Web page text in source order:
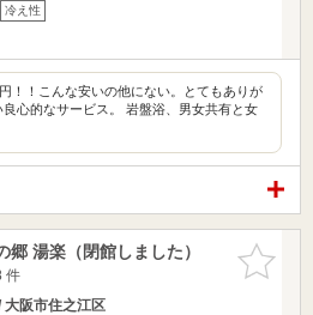
冷え性
！！こんな安いの他にない。とてもありが
心的なサービス。 岩盤浴、男女共有と女
お気に入
りに追加
湯楽（閉館しました）
件
大阪市住之江区